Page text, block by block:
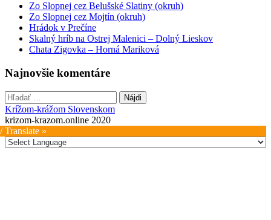
Zo Slopnej cez Belušské Slatiny (okruh)
Zo Slopnej cez Mojtín (okruh)
Hrádok v Prečíne
Skalný hríb na Ostrej Malenici – Dolný Lieskov
Chata Zigovka – Horná Mariková
Najnovšie komentáre
Hľadať:
Krížom-krážom Slovenskom
krizom-krazom.online 2020
Translate »